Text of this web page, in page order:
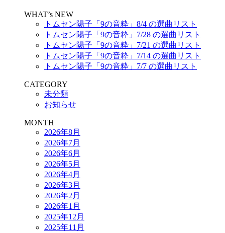
WHAT’s NEW
トムセン陽子「9の音粋」8/4 の選曲リスト
トムセン陽子「9の音粋」7/28 の選曲リスト
トムセン陽子「9の音粋」7/21 の選曲リスト
トムセン陽子「9の音粋」7/14 の選曲リスト
トムセン陽子「9の音粋」7/7 の選曲リスト
CATEGORY
未分類
お知らせ
MONTH
2026年8月
2026年7月
2026年6月
2026年5月
2026年4月
2026年3月
2026年2月
2026年1月
2025年12月
2025年11月